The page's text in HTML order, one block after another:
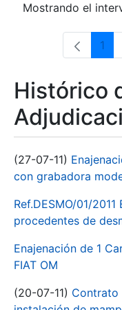
Mostrando el
1
Histórico
(27-07-11)
con grabadora
Ref.DESMO/01/
procedentes de
Enajenación de 1
FIAT OM
(20-07-11) Contrato